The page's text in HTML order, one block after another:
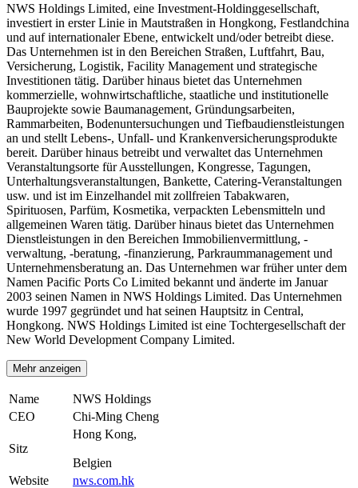
NWS Holdings Limited, eine Investment-Holdinggesellschaft,
investiert in erster Linie in Mautstraßen in Hongkong, Festlandchina
und auf internationaler Ebene, entwickelt und/oder betreibt diese.
Das Unternehmen ist in den Bereichen Straßen, Luftfahrt, Bau,
Versicherung, Logistik, Facility Management und strategische
Investitionen tätig. Darüber hinaus bietet das Unternehmen
kommerzielle, wohnwirtschaftliche, staatliche und institutionelle
Bauprojekte sowie Baumanagement, Gründungsarbeiten,
Rammarbeiten, Bodenuntersuchungen und Tiefbaudienstleistungen
an und stellt Lebens-, Unfall- und Krankenversicherungsprodukte
bereit. Darüber hinaus betreibt und verwaltet das Unternehmen
Veranstaltungsorte für Ausstellungen, Kongresse, Tagungen,
Unterhaltungsveranstaltungen, Bankette, Catering-Veranstaltungen
usw. und ist im Einzelhandel mit zollfreien Tabakwaren,
Spirituosen, Parfüm, Kosmetika, verpackten Lebensmitteln und
allgemeinen Waren tätig. Darüber hinaus bietet das Unternehmen
Dienstleistungen in den Bereichen Immobilienvermittlung, -
verwaltung, -beratung, -finanzierung, Parkraummanagement und
Unternehmensberatung an. Das Unternehmen war früher unter dem
Namen Pacific Ports Co Limited bekannt und änderte im Januar
2003 seinen Namen in NWS Holdings Limited. Das Unternehmen
wurde 1997 gegründet und hat seinen Hauptsitz in Central,
Hongkong. NWS Holdings Limited ist eine Tochtergesellschaft der
New World Development Company Limited.
Mehr anzeigen
Name
NWS Holdings
CEO
Chi-Ming Cheng
Sitz
Hong Kong,
Belgien
Website
nws.com.hk